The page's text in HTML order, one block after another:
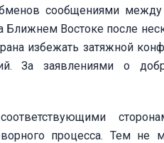
сообщениями
Ближнем Востоке после
избежать затяжной
За заявлениями о
процесса. Тем не